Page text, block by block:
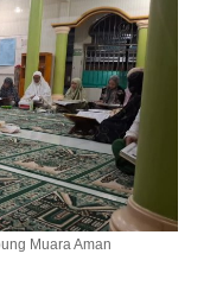
Muara Aman